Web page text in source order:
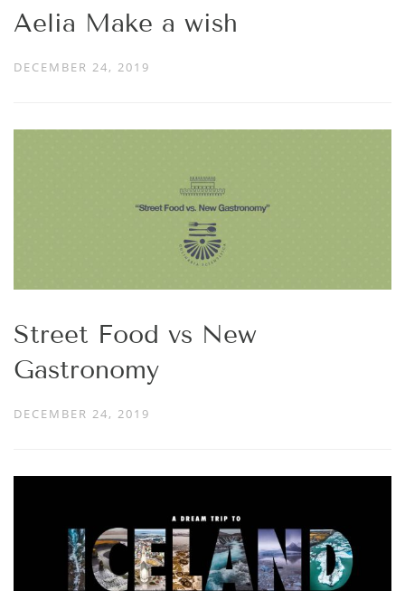
Aelia Make a wish
DECEMBER 24, 2019
Street Food vs New
Gastronomy
DECEMBER 24, 2019